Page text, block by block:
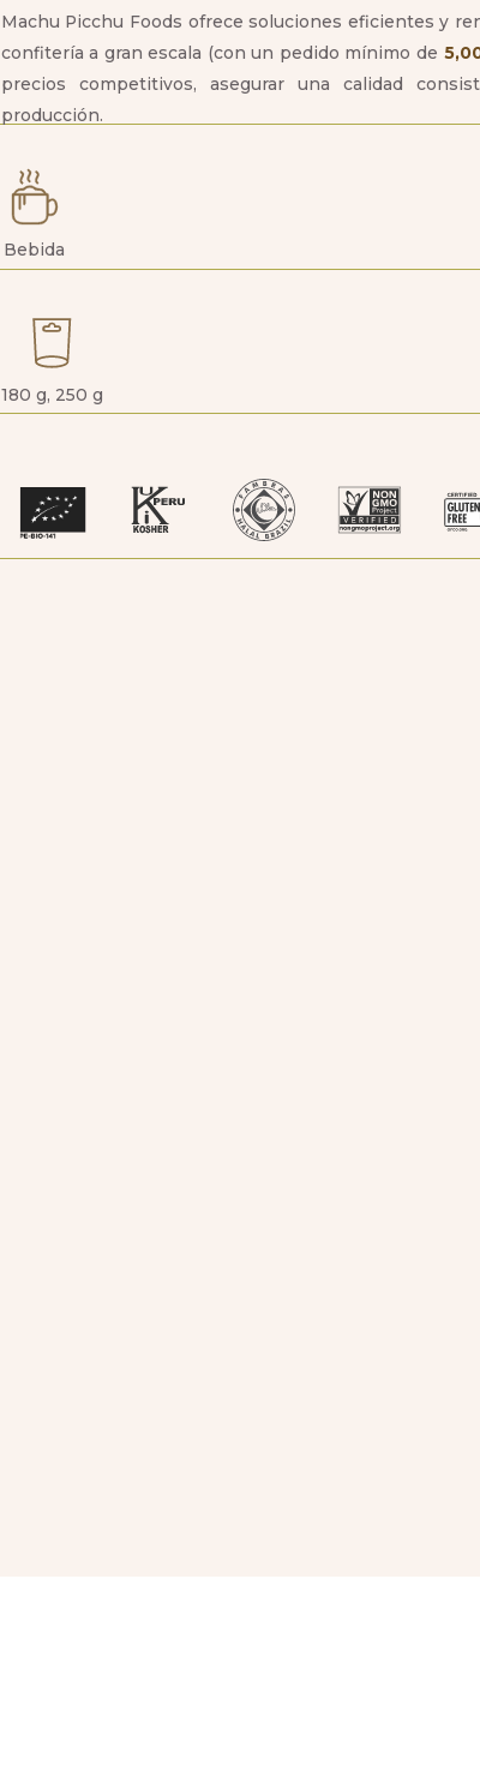
Machu Picchu Foods ofrece soluciones eficientes y
confitería a gran escala (con un pedido mínimo de
precios competitivos, asegurar una calidad
producción.
Bebida
180 g, 250 g